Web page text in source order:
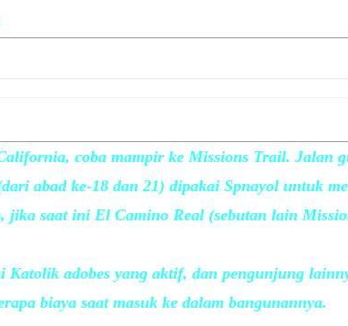
coba mampir ke Missions Trail. Jalan
abad ke-18 dan 21) dipakai Spnayol untuk
jika saat ini El Camino Real (sebutan lain
Katolik adobes yang aktif, dan pengunjung
biaya saat masuk ke dalam bangunannya.